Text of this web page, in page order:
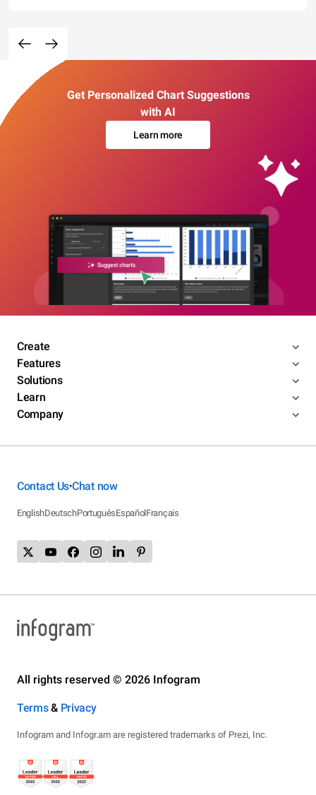
Get Personalized Chart Suggestions
with AI
Learn more
Create
Features
Solutions
Learn
Company
Contact Us•Chat now
EnglishDeutschPortuguêsEspañolFrançais
All rights reserved © 2026 Infogram
Terms& Privacy
Infogram and Infogr.am are registered trademarks of Prezi, Inc.